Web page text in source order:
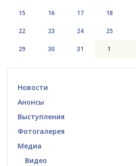
15 16 17 18
22 23 24 25
29 30 31 1
Новости
Анонсы
Выступления
Фотогалерея
Медиа
Видео